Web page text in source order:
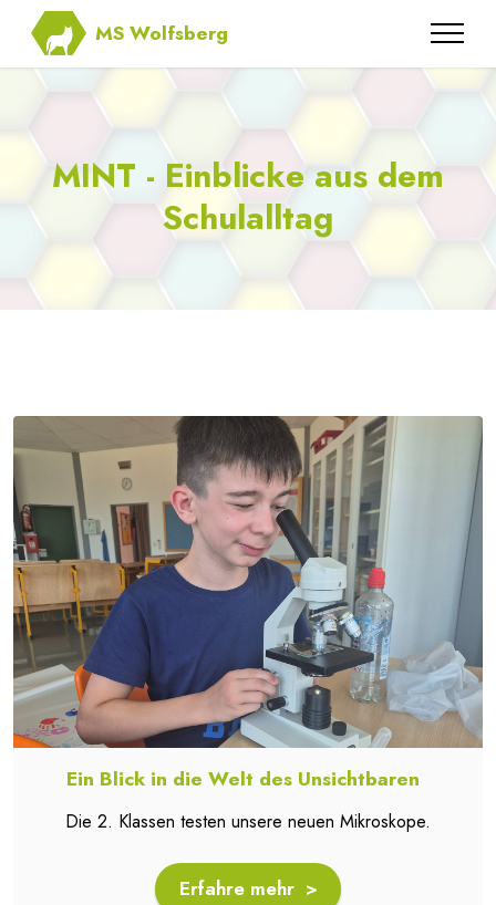
MS Wolfsberg
MINT - Einblicke aus dem
Schulalltag
Ein Blick in die Welt des Unsichtbaren
Die 2. Klassen testen unsere neuen Mikroskope.
Erfahre mehr >